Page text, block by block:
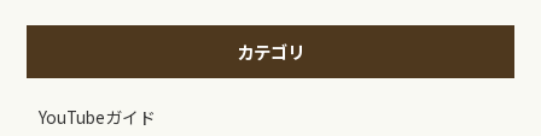
カテゴリ
YouTubeガイド